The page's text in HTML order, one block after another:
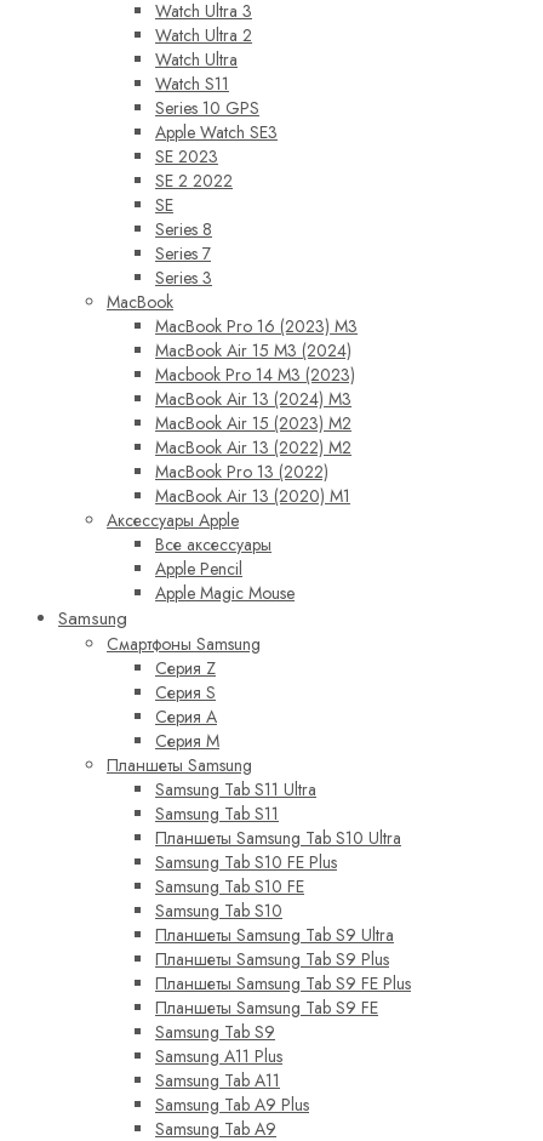
Watch Ultra 3
Watch Ultra 2
Watch Ultra
Watch S11
Series 10 GPS
Apple Watch SE3
SE 2023
SE 2 2022
SE
Series 8
Series 7
Series 3
MacBook
MacBook Pro 16 (2023) M3
MacBook Air 15 M3 (2024)
Macbook Pro 14 M3 (2023)
MacBook Air 13 (2024) M3
MacBook Air 15 (2023) M2
MacBook Air 13 (2022) M2
MacBook Pro 13 (2022)
MacBook Air 13 (2020) M1
Аксессуары Apple
Все аксессуары
Apple Pencil
Apple Magic Mouse
Samsung
Смартфоны Samsung
Серия Z
Серия S
Серия A
Серия M
Планшеты Samsung
Samsung Tab S11 Ultra
Samsung Tab S11
Планшеты Samsung Tab S10 Ultra
Samsung Tab S10 FE Plus
Samsung Tab S10 FE
Samsung Tab S10
Планшеты Samsung Tab S9 Ultra
Планшеты Samsung Tab S9 Plus
Планшеты Samsung Tab S9 FE Plus
Планшеты Samsung Tab S9 FE
Samsung Tab S9
Samsung A11 Plus
Samsung Tab A11
Samsung Tab A9 Plus
Samsung Tab A9